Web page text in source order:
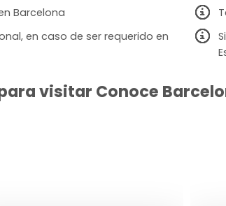
Barcelona
en caso de ser requerido en
visitar Conoce